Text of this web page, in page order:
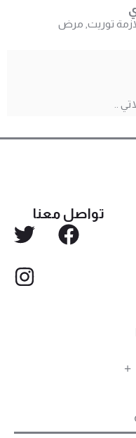
توريت مرض
..
تواصل معنا